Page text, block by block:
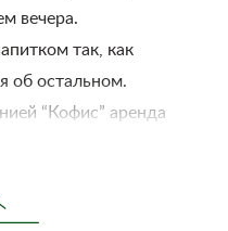
вечера.
так, как
об остальном.
“Кофис” аренда
сайте, и в вашем